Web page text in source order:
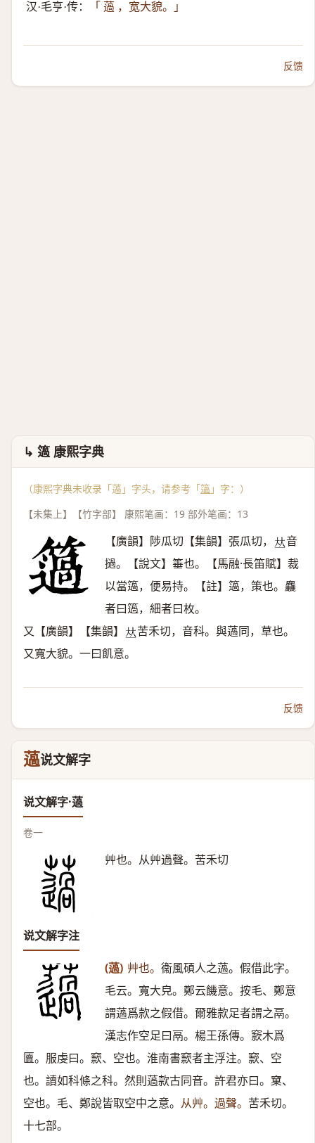
汉·毛亨·传：
「 薖 ，宽大貌。」
反馈
↳ 簻 康熙字典
（康熙字典未收录「薖」字头，请参考「簻 」字：）
【未集上】【竹字部】 康熙笔画：19 部外笔画：13
【廣韻】陟瓜切【集韻】張瓜切， 𠀤音
撾。【說文】箠也。【馬融·長笛賦】裁
以當簻，便易持。【註】簻，策也。麤
者曰簻，細者曰枚。
又【廣韻】【集韻】 𠀤苦禾切，音科。與薖同，草也。
又寬大貌。一曰飢意。
反馈
薖说文解字
说文解字·薖
卷一
艸也。从艸過聲。苦禾切
说文解字注
(薖) 艸也。 衞風碩人之薖。假借此字。
毛云。寬大皃。鄭云饑意。按毛、鄭意
謂薖爲款之假借。爾雅款足者謂之鬲。
漢志作空足曰鬲。楊王孫傳。窾木爲
匵。服虔曰。窾、空也。淮南書窾者主浮注。窾、空
也。讀如科條之科。然則薖款古同音。許君亦曰。窠、
空也。毛、鄭說皆取空中之意。 从艸。過聲。 苦禾切。
十七部。